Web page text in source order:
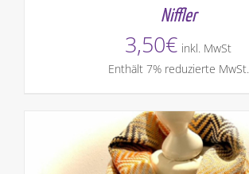
Niffler
3,50€ inkl. MwSt
Enthält 7% reduzierte MwSt.